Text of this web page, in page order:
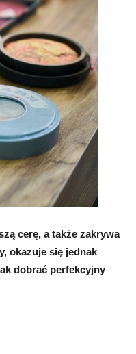
cerę, a także zakrywa
okazuje się jednak
dobrać perfekcyjny